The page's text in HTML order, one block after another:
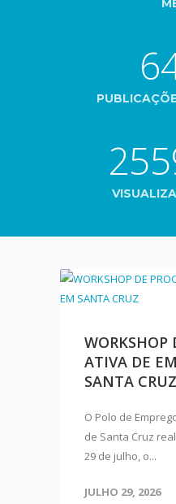
WORKSHOP
ATIVA DE
SANTA CRUZ
O Polo de
de Santa Cruz
29 de julho, o...
JULHO 29, 2026